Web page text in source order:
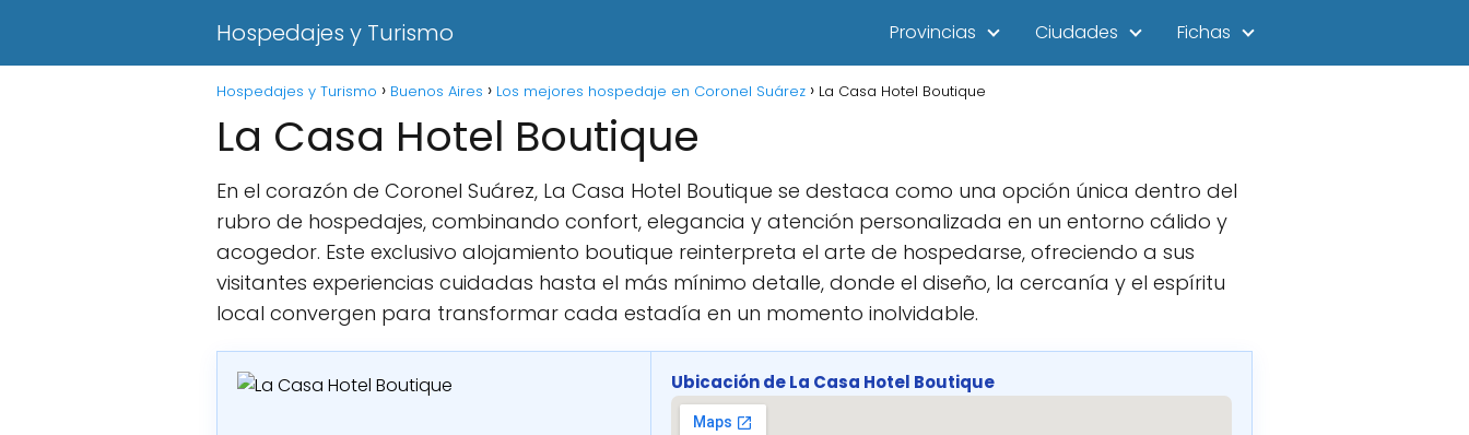
Hospedajes y Turismo Provincias Ciudades Fichas
Hospedajes y Turismo Buenos Aires Los mejores hospedaje en Coronel Suárez La Casa Hotel Boutique
La Casa Hotel Boutique
En el corazón de Coronel Suárez, La Casa Hotel Boutique se destaca como una opción única dentro del
rubro de hospedajes, combinando confort, elegancia y atención personalizada en un entorno cálido y
acogedor. Este exclusivo alojamiento boutique reinterpreta el arte de hospedarse, ofreciendo a sus
visitantes experiencias cuidadas hasta el más mínimo detalle, donde el diseño, la cercanía y el espíritu
local convergen para transformar cada estadía en un momento inolvidable.
Ubicación de La Casa Hotel Boutique